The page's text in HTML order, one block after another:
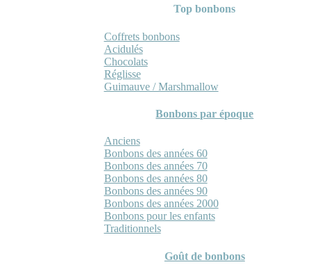
Top bonbons
Coffrets bonbons
Acidulés
Chocolats
Réglisse
Guimauve / Marshmallow
Bonbons par époque
Anciens
Bonbons des années 60
Bonbons des années 70
Bonbons des années 80
Bonbons des années 90
Bonbons des années 2000
Bonbons pour les enfants
Traditionnels
Goût de bonbons